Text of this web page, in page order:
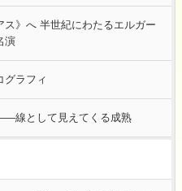
ス》へ 半世紀にわたるエルガー
演
グラフィ
線として見えてくる成熟